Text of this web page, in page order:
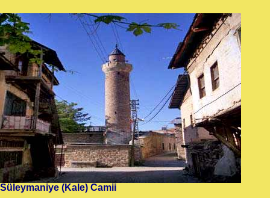
Süleymaniye (Kale) Camii